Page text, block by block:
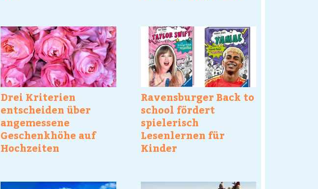
Drei Kriterien
entscheiden über
angemessene
Geschenkhöhe auf
Hochzeiten
Ravensburger Back to
school fördert
spielerisch
Lesenlernen für
Kinder